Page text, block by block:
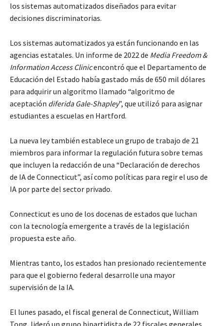
los sistemas automatizados diseñados para evitar
decisiones discriminatorias.
Los sistemas automatizados ya están funcionando en las
agencias estatales. Un informe de 2022 de Media Freedom &
Information Access Clinicencontró que el Departamento de
Educación del Estado había gastado más de 650 mil dólares
para adquirir un algoritmo llamado “algoritmo de
aceptación diferida Gale-Shapley”, que utilizó para asignar
estudiantes a escuelas en Hartford.
La nueva ley también establece un grupo de trabajo de 21
miembros para informar la regulación futura sobre temas
que incluyen la redacción de una “Declaración de derechos
de IA de Connecticut”, así como políticas para regir el uso de
IA por parte del sector privado.
Connecticut es uno de los docenas de estados que luchan
con la tecnología emergente a través de la legislación
propuesta este año.
Mientras tanto, los estados han presionado recientemente
para que el gobierno federal desarrolle una mayor
supervisión de la IA.
El lunes pasado, el fiscal general de Connecticut, William
Tong, lideró un grupo bipartidista de 22 fiscales generales